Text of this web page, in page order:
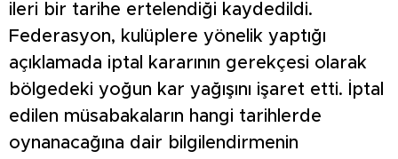
ileri bir tarihe ertelendiği kaydedildi.
Federasyon, kulüplere yönelik yaptığı
açıklamada iptal kararının gerekçesi olarak
bölgedeki yoğun kar yağışını işaret etti. İptal
edilen müsabakaların hangi tarihlerde
oynanacağına dair bilgilendirmenin